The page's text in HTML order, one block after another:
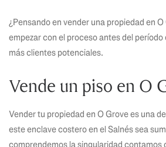
¿Pensando en vender una propiedad en
empezar con el proceso antes del
más clientes potenciales.
Vende un piso en O
Vender tu propiedad en O Grove es una
este enclave costero en el Salnés sea
comprendemos la singularidad contamos